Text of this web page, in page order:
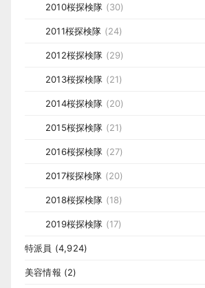
2010桜探検隊 (30)
2011桜探検隊 (24)
2012桜探検隊 (29)
2013桜探検隊 (21)
2014桜探検隊 (20)
2015桜探検隊 (21)
2016桜探検隊 (27)
2017桜探検隊 (20)
2018桜探検隊 (18)
2019桜探検隊 (17)
特派員 (4,924)
美容情報 (2)